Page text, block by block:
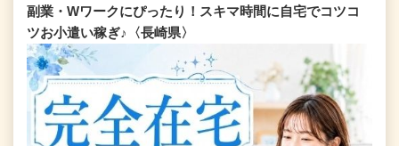
副業・Wワークにぴったり！スキマ時間に自宅でコツコ
ツお小遣い稼ぎ♪〈長崎県〉